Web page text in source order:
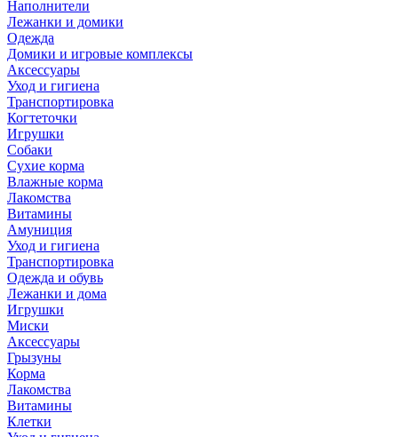
Наполнители
Лежанки и домики
Одежда
Домики и игровые комплексы
Аксессуары
Уход и гигиена
Транспортировка
Когтеточки
Игрушки
Собаки
Сухие корма
Влажные корма
Лакомства
Витамины
Амуниция
Уход и гигиена
Транспортировка
Одежда и обувь
Лежанки и дома
Игрушки
Миски
Аксессуары
Грызуны
Корма
Лакомства
Витамины
Клетки